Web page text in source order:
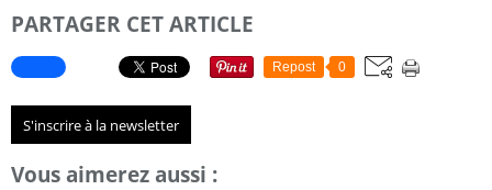
PARTAGER CET ARTICLE
Repost 0
S'inscrire à la newsletter
Vous aimerez aussi :